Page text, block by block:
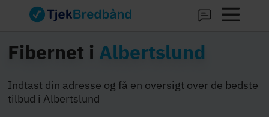
Fibernet i Albertslund
Indtast din adresse og få en oversigt over de bedste
tilbud i Albertslund